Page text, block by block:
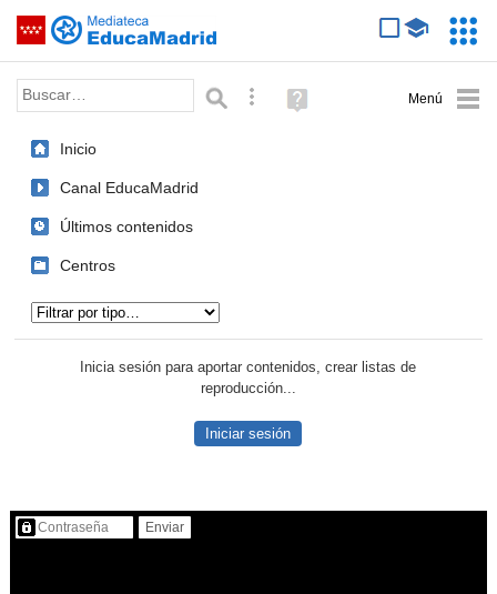
Saltar navegación
Palabra o frase: Búsqueda avanzada
Ayuda
(en
Inicio
Canal EducaMadrid
Últimos contenidos
Centros
Inicia sesión para aportar contenidos, crear listas de
reproducción...
Iniciar sesión
Contenido protegido…